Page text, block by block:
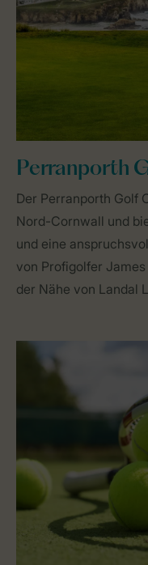
Perranporth
Der Perranporth Golf
Nord-Cornwall und
und eine
von Profigolfer
der Nähe von Landal